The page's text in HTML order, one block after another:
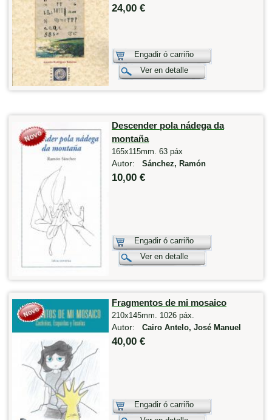
24,00 €
Engadir ó carriño
Ver en detalle
Descender pola nádega da
montaña
165x115mm. 63 páx
Autor: Sánchez, Ramón
10,00 €
Engadir ó carriño
Ver en detalle
Fragmentos de mi mosaico
210x145mm. 1026 páx.
Autor: Cairo Antelo, José Manuel
40,00 €
Engadir ó carriño